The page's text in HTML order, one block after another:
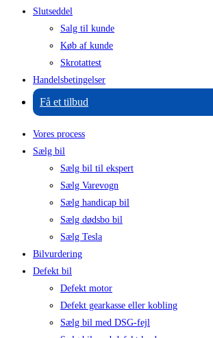
Slutseddel
Salg til kunde
Køb af kunde
Skrotattest
Handelsbetingelser
Få et tilbud
Vores process
Sælg bil
Sælg bil til ekspert
Sælg Varevogn
Sælg handicap bil
Sælg dødsbo bil
Sælg Tesla
Bilvurdering
Defekt bil
Defekt motor
Defekt gearkasse eller kobling
Sælg bil med DSG-fejl